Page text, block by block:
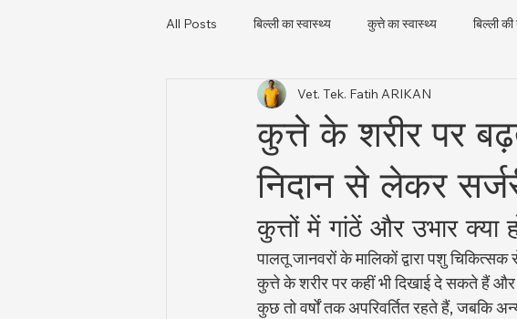
All Posts बिल्ली का स्वास्थ्य कुत्ते का स्वास्थ्य बिल्ली
पशु स्वास्थ्य और नियामकीय अपडेट पशुधन स्वास्थ्य
कुत्ते के शरीर पर
निदान से लेकर
Vet. Tek. Fatih ARIKAN
कुत्तों में गांठें और उभार क्या
पालतू जानवरों के मालिकों द्वारा पशु
कुत्ते के शरीर पर कहीं भी दिखाई दे सकते हैं
कुछ तो वर्षों तक अपरिवर्तित रहते हैं,